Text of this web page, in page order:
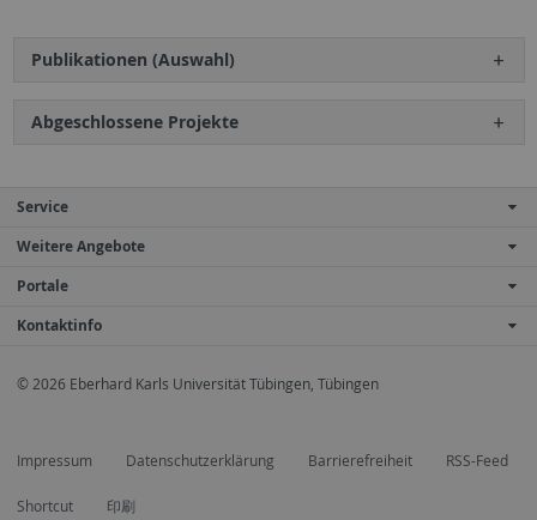
Publikationen (Auswahl)
Abgeschlossene Projekte
Service
Weitere Angebote
Portale
Kontaktinfo
© 2026 Eberhard Karls Universität Tübingen, Tübingen
Impressum Datenschutzerklärung Barrierefreiheit RSS-Feed
Shortcut 印刷